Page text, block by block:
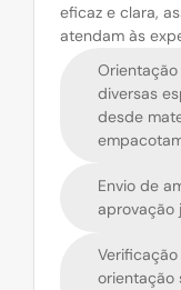
eficaz e clara,
atendam às
diversas
desde
Envio de
aprovação
orientação